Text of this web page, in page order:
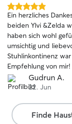
5.0
von
5
Sternen
Ein herzliches
beiden Ylvi &Zelda
haben sich wohl
umsichtig und
Stuhlinkontinenz
Empfehlung von mir!
Gudrun A.
22. Jun
Finde